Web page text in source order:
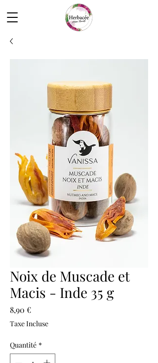
Noix de Muscade et
Macis - Inde 35 g
8,90 €Prix
Taxe Incluse
Quantité *